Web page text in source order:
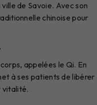
de Savoie. Avec son
chinoise pour
appelées le Qi. En
à ses patients de libérer
vitalité.